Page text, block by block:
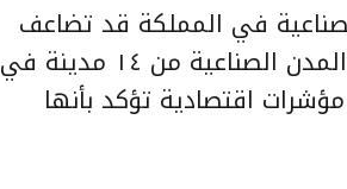
في المملكة قد تضاعف
بشكل كبير خلال السبع سنوات الأخيرة، إذ زاد عدد المدن الصناعية من ١٤ مدينة في
صناعية بنهاية ٢٠١٤م ضمن مؤشرات اقتصادية تؤكد بأنها